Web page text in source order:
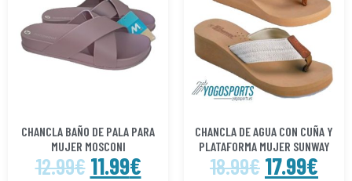
CHANCLA BAÑO DE PALA PARA
MUJER MOSCONI
12.99€ 11.99€
CHANCLA DE AGUA CON CUÑA Y
PLATAFORMA MUJER SUNWAY
18.99€ 17.99€